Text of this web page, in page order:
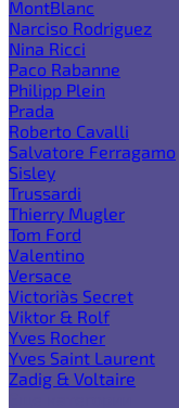
MontBlanc
Narciso Rodriguez
Nina Ricci
Paco Rabanne
Philipp Plein
Prada
Roberto Cavalli
Salvatore Ferragamo
Sisley
Trussardi
Thierry Mugler
Tom Ford
Valentino
Versace
Victoria`s Secret
Viktor & Rolf
Yves Rocher
Yves Saint Laurent
Zadig & Voltaire